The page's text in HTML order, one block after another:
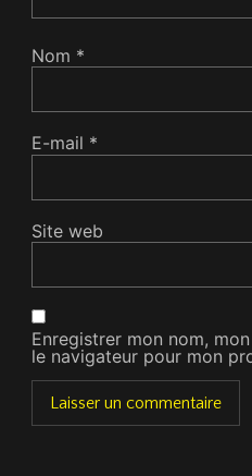
Nom *
E-mail *
Site web
Enregistrer mon nom,
le navigateur pour mon